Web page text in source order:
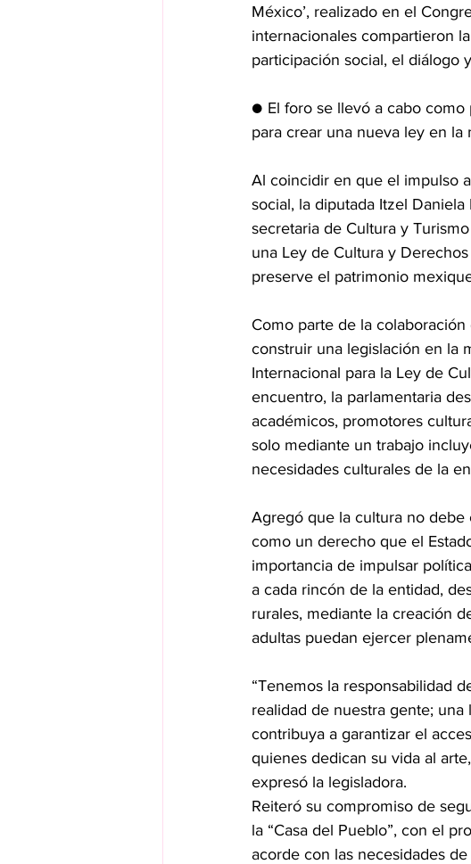
México’, realizado en el
internacionales compartieron
participación social, el diálogo
● El foro se llevó a cabo
para crear una nueva ley en la
Al coincidir en que el impulso
social, la diputada Itzel
secretaria de Cultura y
una Ley de Cultura y
preserve el patrimonio
Como parte de la
construir una legislación en la
Internacional para la Ley de
encuentro, la parlamentaria
académicos, promotores
solo mediante un trabajo
necesidades culturales de la
Agregó que la cultura no
como un derecho que el
importancia de impulsar
a cada rincón de la entidad,
rurales, mediante la creación
adultas puedan ejercer
“Tenemos la responsabilidad
realidad de nuestra gente;
contribuya a garantizar el
quienes dedican su vida al
expresó la legisladora.
Reiteró su compromiso de
la “Casa del Pueblo”, con el
acorde con las necesidades